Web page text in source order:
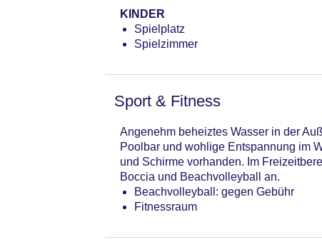
KINDER
Spielplatz
Spielzimmer
Sport & Fitness
Angenehm beheiztes Wasser in der
Poolbar und wohlige Entspannung im
und Schirme vorhanden. Im
Boccia und Beachvolleyball an.
Beachvolleyball: gegen Gebühr
Fitnessraum